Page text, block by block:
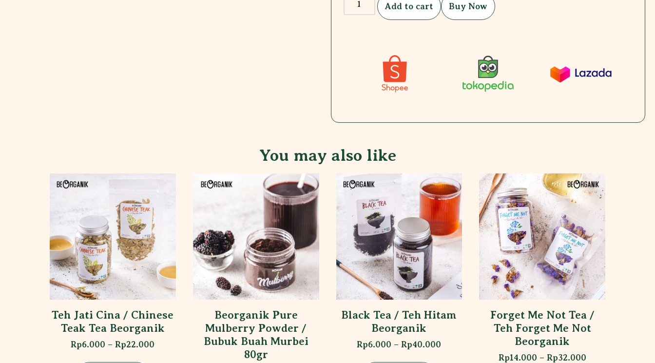
Add to cart Buy Now
You may also like
Teh Jati Cina / Chinese
Teak Tea Beorganik
Rp6.000 –Rp22.000
Beorganik Pure
Mulberry Powder /
Bubuk Buah Murbei
80gr
Black Tea / Teh Hitam
Beorganik
Rp6.000 –Rp40.000
Forget Me Not Tea /
Teh Forget Me Not
Beorganik
Rp14.000 – Rp32.000